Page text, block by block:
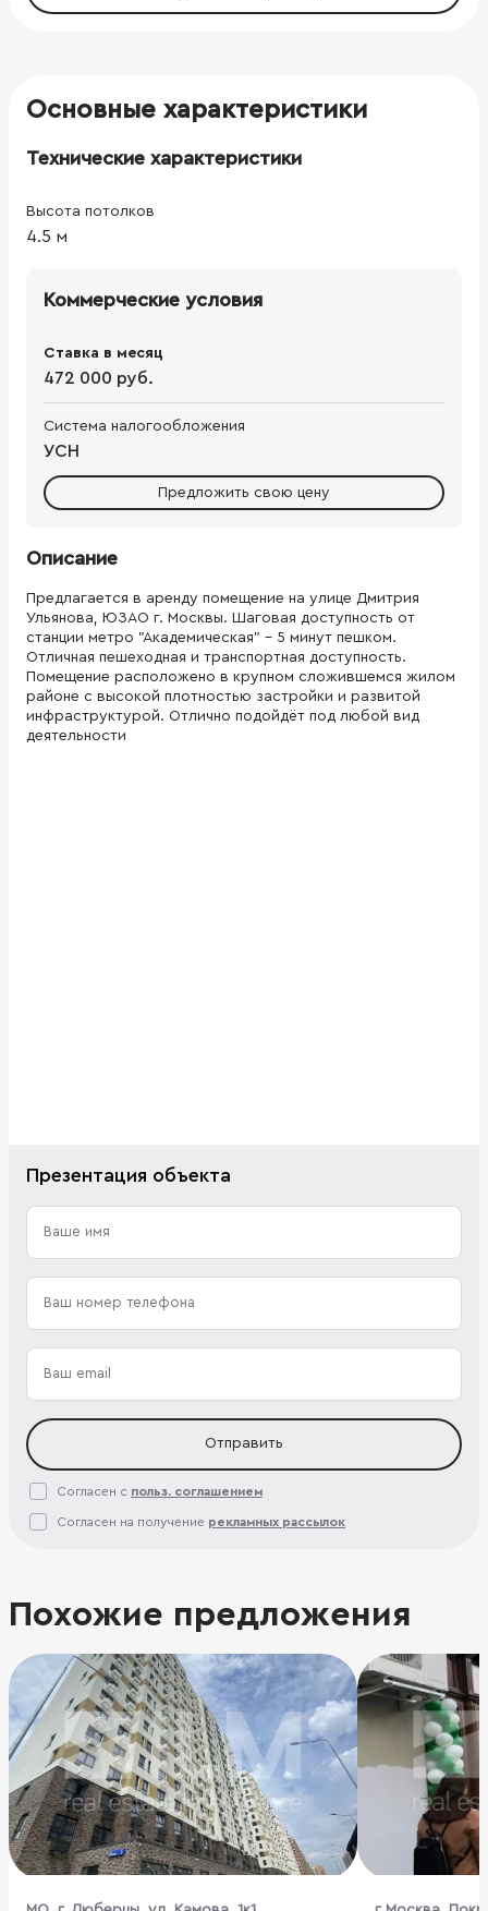
Основные характеристики
Технические характеристики
Высота потолков
4.5 м
Коммерческие условия
Ставка в месяц
472 000 руб.
Система налогообложения
УСН
Предложить свою цену
Описание
Предлагается в аренду помещение на улице Дмитрия
Ульянова, ЮЗАО г. Москвы. Шаговая доступность от
станции метро "Академическая" - 5 минут пешком.
Отличная пешеходная и транспортная доступность.
Помещение расположено в крупном сложившемся жилом
районе с высокой плотностью застройки и развитой
инфраструктурой. Отлично подойдёт под любой вид
деятельности
Презентация объекта
Отправить
Согласен с польз. соглашением
Согласен на получение рекламных рассылок
Похожие предложения